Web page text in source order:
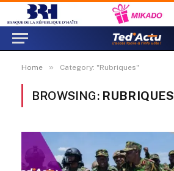
Home » Category: "Rubriques"
BROWSING: RUBRIQUES